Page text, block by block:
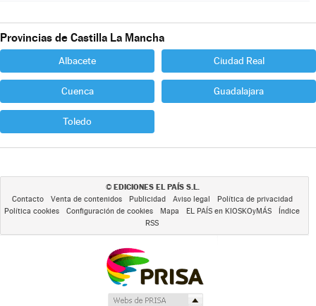
Provincias de Castilla La Mancha
Albacete Ciudad Real
Cuenca Guadalajara
Toledo
© EDICIONES EL PAÍS S.L.
Contacto Venta de contenidos Publicidad Aviso legal
Política de privacidad
Política cookies
Configuración de cookies Mapa EL PAÍS en KIOSKOyMÁS
Índice
RSS